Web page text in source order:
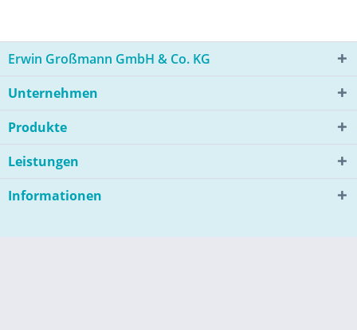
Erwin Großmann GmbH & Co. KG
Unternehmen
Produkte
Leistungen
Informationen